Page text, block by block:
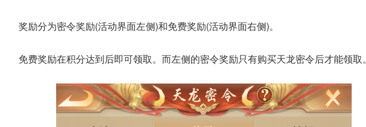
奖励分为密令奖励(活动界面左侧)和免费奖励(活动界面右侧)。
免费奖励在积分达到后即可领取。而左侧的密令奖励只有购买天龙密令后才能领取。